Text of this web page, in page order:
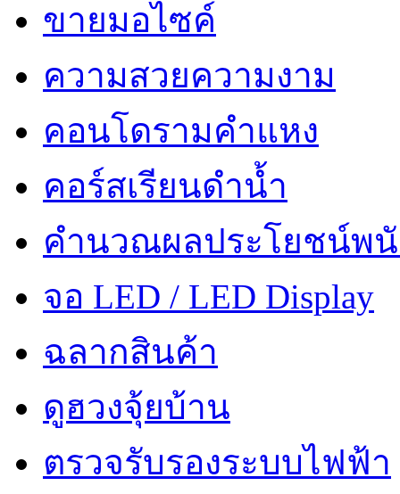
ขายมอไซค์
ความสวยความงาม
คอนโดรามคำแหง
คอร์สเรียนดำน้ำ
คำนวณผลประโยชน์พ
จอ LED / LED Display
ฉลากสินค้า
ดูฮวงจุ้ยบ้าน
ตรวจรับรองระบบไฟฟ้า